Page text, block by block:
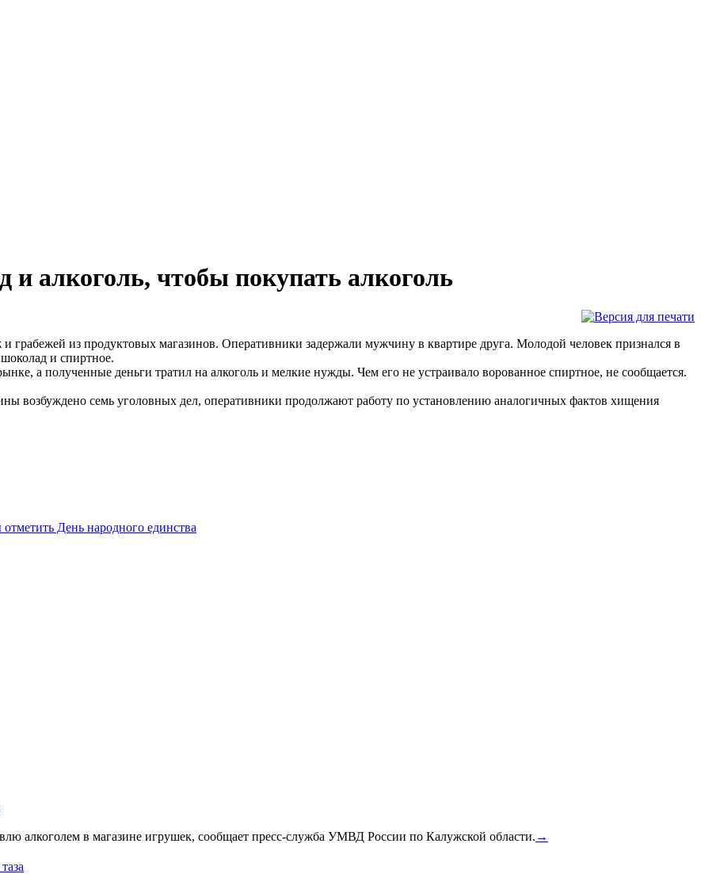
алкоголь, чтобы покупать алкоголь
грабежей из продуктовых магазинов. Оперативники задержали мужчину в квартире друга. Молодой человек признался в
и спиртное.
а полученные деньги тратил на алкоголь и мелкие нужды. Чем его не устраивало ворованное спиртное, не сообщается.
семь уголовных дел, оперативники продолжают работу по установлению аналогичных фактов хищения
День народного единства
алкоголем в магазине игрушек, сообщает пресс-служба УМВД России по Калужской области. →